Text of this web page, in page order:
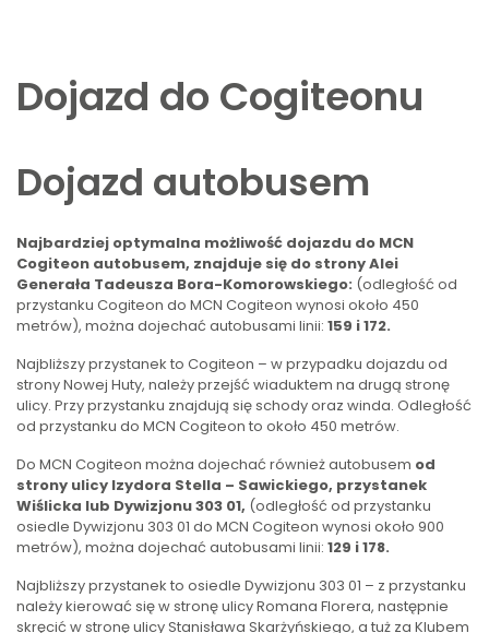
Dojazd do Cogiteonu
Dojazd autobusem
Najbardziej optymalna możliwość dojazdu do MCN
Cogiteon autobusem, znajduje się do strony Alei
Generała Tadeusza Bora-Komorowskiego: (odległość od
przystanku Cogiteon do MCN Cogiteon wynosi około 450
metrów), można dojechać autobusami linii: 159 i 172.
Najbliższy przystanek to Cogiteon – w przypadku dojazdu od
strony Nowej Huty, należy przejść wiaduktem na drugą stronę
ulicy. Przy przystanku znajdują się schody oraz winda. Odległość
od przystanku do MCN Cogiteon to około 450 metrów.
Do MCN Cogiteon można dojechać również autobusem od
strony ulicy Izydora Stella – Sawickiego, przystanek
Wiślicka lub Dywizjonu 303 01, (odległość od przystanku
osiedle Dywizjonu 303 01 do MCN Cogiteon wynosi około 900
metrów), można dojechać autobusami linii: 129 i 178.
Najbliższy przystanek to osiedle Dywizjonu 303 01 – z przystanku
należy kierować się w stronę ulicy Romana Florera, następnie
skręcić w stronę ulicy Stanisława Skarżyńskiego, a tuż za Klubem